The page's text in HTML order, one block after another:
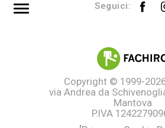
Seguici:
Site mapCopyright © 1999-
via Andrea da
Mantova
P.IVA